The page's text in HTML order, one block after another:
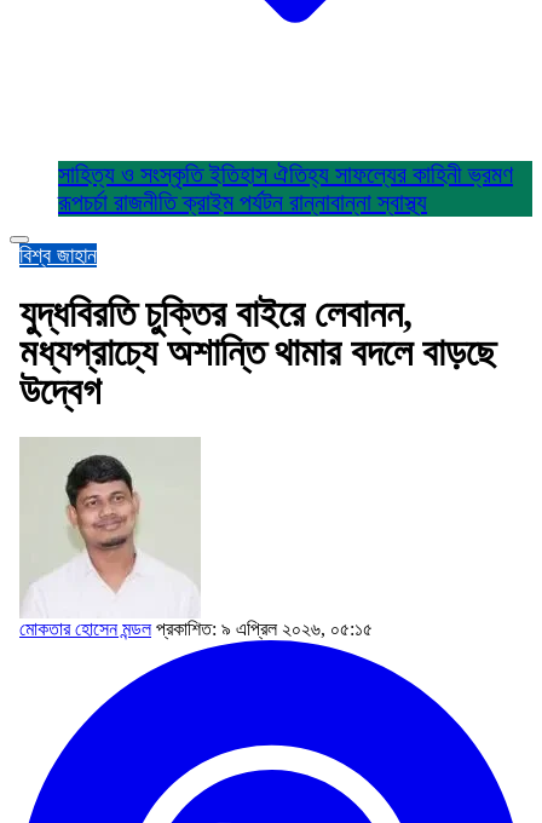
সাহিত্য ও সংস্কৃতিইতিহাস ঐতিহ্য সাফল্যের কাহিনীভ্রমণ
রূপচর্চা রাজনীতিক্রাইম পর্যটন রান্নাবান্নাস্বাস্থ্য
বিশ্ব জাহান
যুদ্ধবিরতি চুক্তির বাইরে লেবানন,
মধ্যপ্রাচ্যে অশান্তি থামার বদলে বাড়ছে
উদ্বেগ
মোকতার হোসেন মন্ডল প্রকাশিত: ৯ এপ্রিল ২০২৬, ০৫:১৫